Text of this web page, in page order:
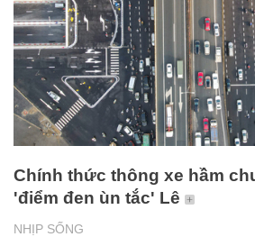
NHỊP SỐNG
Chính thức thông xe hầm
'điểm đen ùn tắc' Lê